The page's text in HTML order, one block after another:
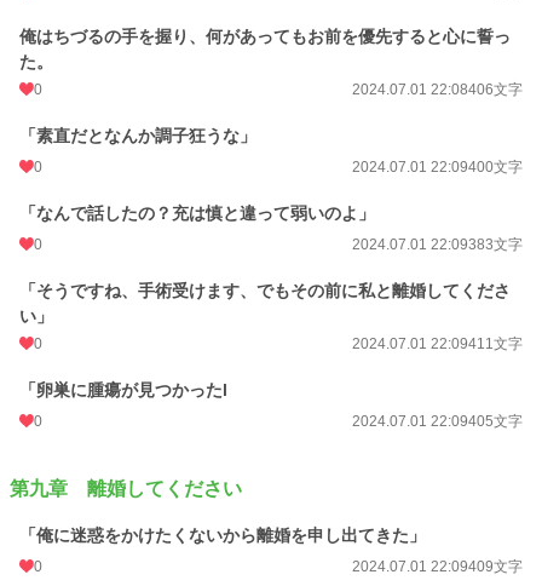
俺はちづるの手を握り、何があってもお前を優先すると心に誓っ
た。
0 2024.07.01 22:08406文字
「素直だとなんか調子狂うな」
0 2024.07.01 22:09400文字
「なんで話したの？充は慎と違って弱いのよ」
0 2024.07.01 22:09383文字
「そうですね、手術受けます、でもその前に私と離婚してくださ
い」
0 2024.07.01 22:09411文字
「卵巣に腫瘍が見つかったl
0 2024.07.01 22:09405文字
第九章 離婚してください
「俺に迷惑をかけたくないから離婚を申し出てきた」
0 2024.07.01 22:09409文字